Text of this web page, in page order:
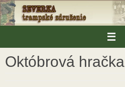
Skip
to
content
Októbrová hračka